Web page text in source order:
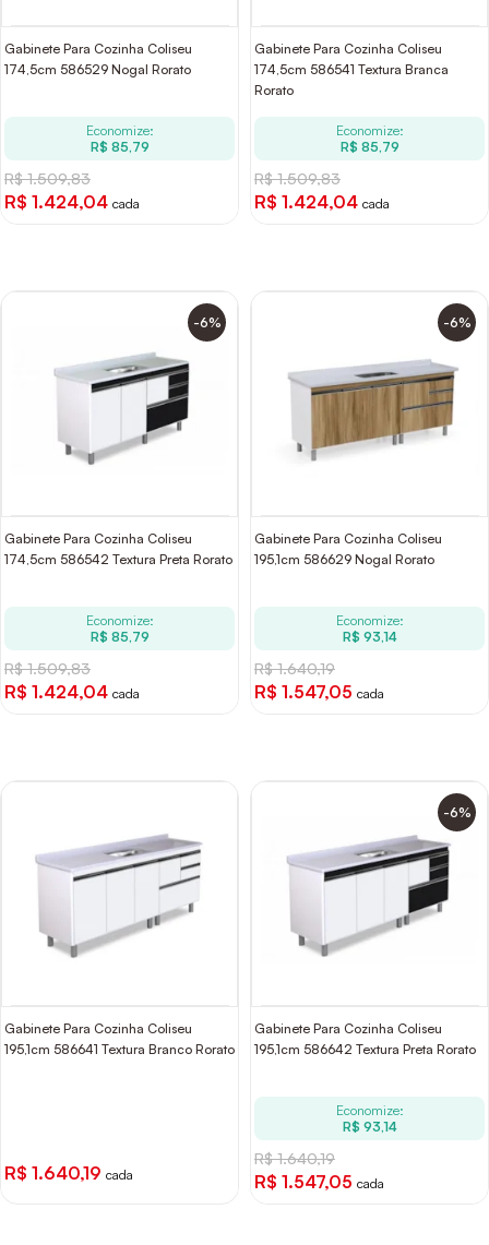
Gabinete Para Cozinha Coliseu
174,5cm 586529 Nogal Rorato
Economize:
R$ 85,79
R$ 1.509,83
R$ 1.424,04 cada
Gabinete Para Cozinha Coliseu
174,5cm 586541 Textura Branca
Rorato
Economize:
R$ 85,79
R$ 1.509,83
R$ 1.424,04 cada
-6%
Gabinete Para Cozinha Coliseu
174,5cm 586542 Textura Preta Rorato
Economize:
R$ 85,79
R$ 1.509,83
R$ 1.424,04 cada
-6%
Gabinete Para Cozinha Coliseu
195,1cm 586629 Nogal Rorato
Economize:
R$ 93,14
R$ 1.640,19
R$ 1.547,05 cada
Gabinete Para Cozinha Coliseu
195,1cm 586641 Textura Branco Rorato
R$ 1.640,19 cada
-6%
Gabinete Para Cozinha Coliseu
195,1cm 586642 Textura Preta Rorato
Economize:
R$ 93,14
R$ 1.640,19
R$ 1.547,05 cada